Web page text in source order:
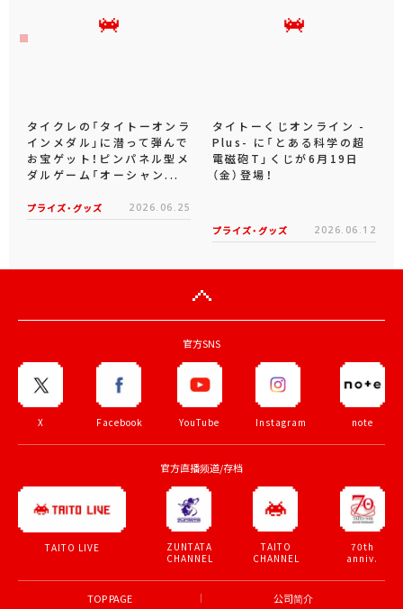
タイクレの「タイトーオンラ
インメダル」に潜って弾んで
お宝ゲット！ピンパネル型メ
ダルゲーム「オーシャン...
プライズ・グッズ 2026.06.25
タイトーくじオンライン -
Plus- に「とある科学の超
電磁砲T」くじが6月19日
（金）登場！
プライズ・グッズ 2026.06.12
官方SNS
X Facebook YouTube Instagram note
官方直播频道/存档
TAITO LIVE
ZUNTATA
CHANNEL
TAITO
CHANNEL
70th
anniv.
TOP PAGE 公司简介